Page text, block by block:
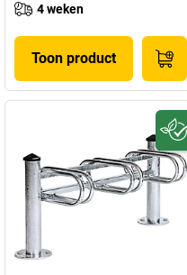
4 weken
Toon product